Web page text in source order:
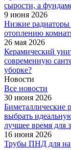
сырости, а
9 июня 2026
Низкие
отоплению
26 мая 2026
Керамический
современную
уборке?
Новости
Все новости
30 июня 2026
выбрать
лучшее время для
16 июня 2026
Трубы ПНД для